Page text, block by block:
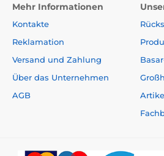
Mehr Informationen
Kontakte
Reklamation
Versand und Zahlung
Über das Unternehmen
AGB